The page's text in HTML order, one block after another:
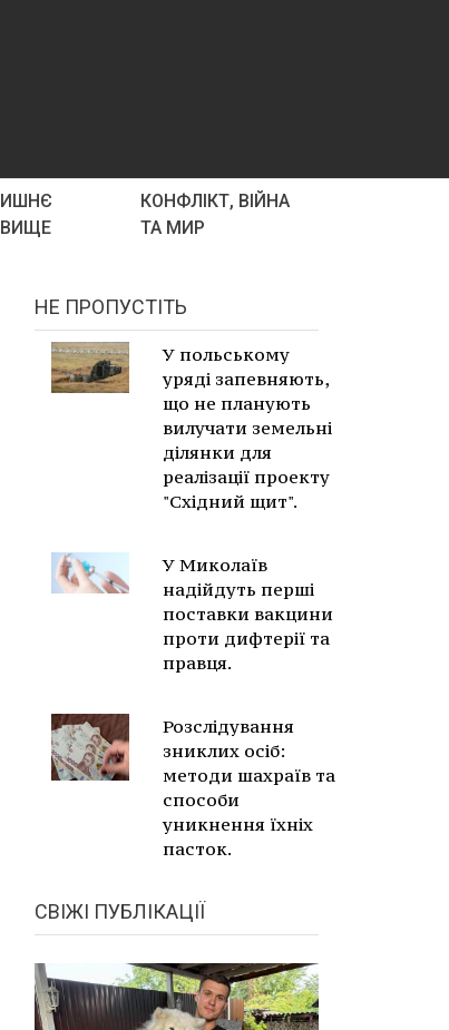
КОНФЛІКТ, ВІЙНА
ТА МИР
НЕ ПРОПУСТІТЬ
У польському
уряді запевняють,
що не планують
вилучати земельні
ділянки для
реалізації проекту
"Східний щит".
У Миколаїв
надійдуть перші
поставки вакцини
проти дифтерії та
правця.
Розслідування
зниклих осіб:
методи шахраїв та
способи
уникнення їхніх
пасток.
СВІЖІ ПУБЛІКАЦІЇ